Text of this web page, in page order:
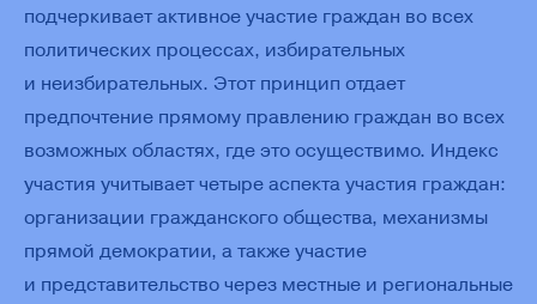
подчеркивает активное участие граждан во всех
политических процессах, избирательных
и неизбирательных. Этот принцип отдает
предпочтение прямому правлению граждан во всех
возможных областях, где это осуществимо. Индекс
участия учитывает четыре аспекта участия граждан:
организации гражданского общества, механизмы
прямой демократии, а также участие
и представительство через местные и региональные